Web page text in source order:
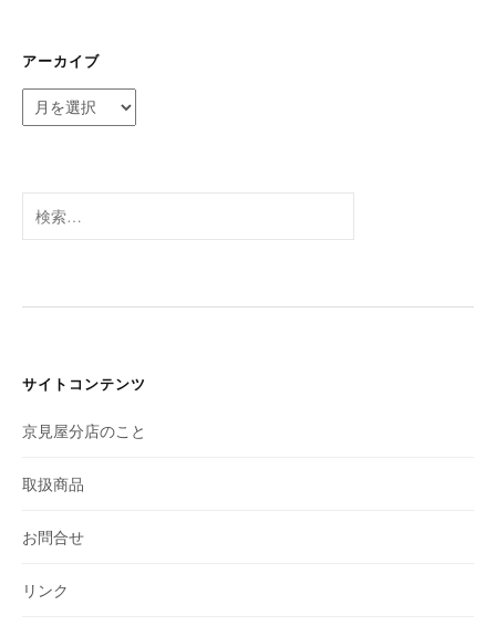
アーカイブ
ー
ブ
索:
サイトコンテンツ
京見屋分店のこと
取扱商品
お問合せ
リンク